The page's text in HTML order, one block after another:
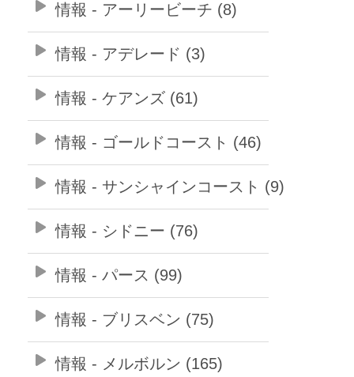
情報 - アーリービーチ (8)
情報 - アデレード (3)
情報 - ケアンズ (61)
情報 - ゴールドコースト (46)
情報 - サンシャインコースト (9)
情報 - シドニー (76)
情報 - パース (99)
情報 - ブリスベン (75)
情報 - メルボルン (165)